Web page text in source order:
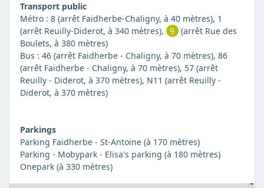
Transport public
Métro : 8 (arrêt Faidherbe-Chaligny, à 40 mètres), 1
(arrêt Reuilly-Diderot, à 340 mètres), 9 (arrêt Rue des
Boulets, à 380 mètres)
Bus : 46 (arrêt Faidherbe - Chaligny, à 70 mètres), 86
(arrêt Faidherbe - Chaligny, à 70 mètres), 57 (arrêt
Reuilly - Diderot, à 370 mètres), N11 (arrêt Reuilly -
Diderot, à 370 mètres)
Parkings
Parking Faidherbe - St-Antoine (à 170 mètres)
Parking - Mobypark - Elisa's parking (à 180 mètres)
Onepark (à 330 mètres)